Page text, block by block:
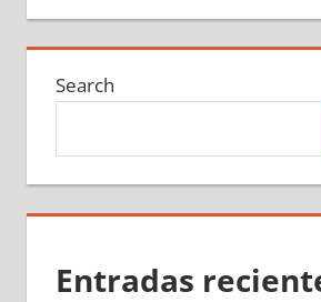
Search
Entradas